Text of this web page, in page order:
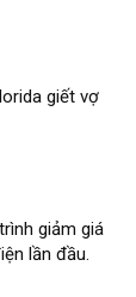
giết vợ
giảm giá
lần đầu.